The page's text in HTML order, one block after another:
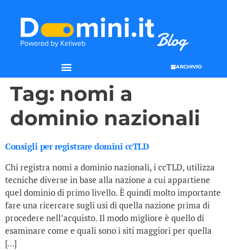
ARCHIVIO
Tag: nomi a
dominio nazionali
Consigli per registrare domini ccTLD
Chi registra nomi a dominio nazionali, i ccTLD, utilizza
tecniche diverse in base alla nazione a cui appartiene
quel dominio di primo livello. È quindi molto importante
fare una ricercare sugli usi di quella nazione prima di
procedere nell’acquisto. Il modo migliore è quello di
esaminare come e quali sono i siti maggiori per quella
[…]